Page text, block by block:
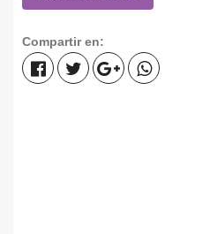
Compartir en: